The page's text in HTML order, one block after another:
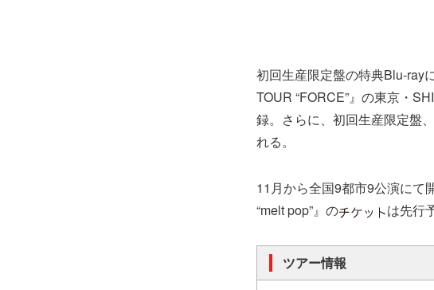
初回生産限定盤の特典Blu-ray
TOUR “FORCE”』の東京・
録。さらに、初回生産限定盤
れる。
11月から全国9都市9公演にて
“melt pop”』の
は先行
ツアー情報